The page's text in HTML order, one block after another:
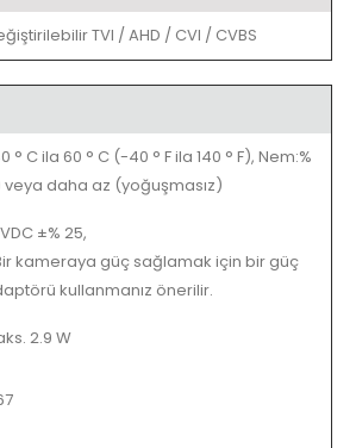
TVI / AHD / CVI / CVBS
° C ila 60 ° C (-40 ° F ila 140 ° F), Nem:%
veya daha az (yoğuşmasız)
±% 25,
kameraya güç sağlamak için bir güç
kullanmanız önerilir.
2.9 W